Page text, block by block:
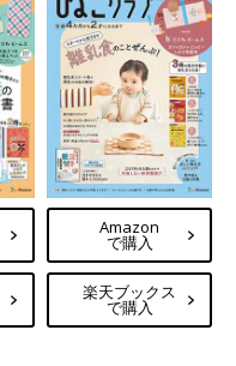
Amazon
で購入
楽天ブックス
で購入